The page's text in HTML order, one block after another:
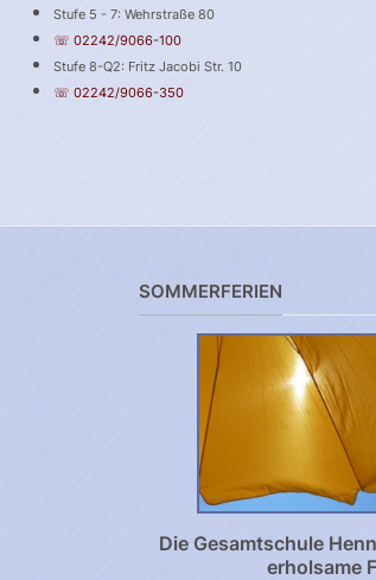
Stufe 5 - 7: Wehrstraße 80
☏ 02242/9066-100
Stufe 8-Q2: Fritz Jacobi Str. 10
☏ 02242/9066-350
SOMMERFERIEN
Die Gesamtschule
erholsame